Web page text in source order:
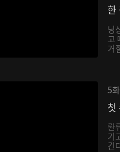
한
닝
고
거
5화
첫
롼
기
긴